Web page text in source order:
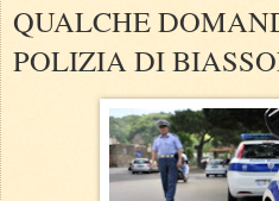
QUALCHE
POLIZIA DI